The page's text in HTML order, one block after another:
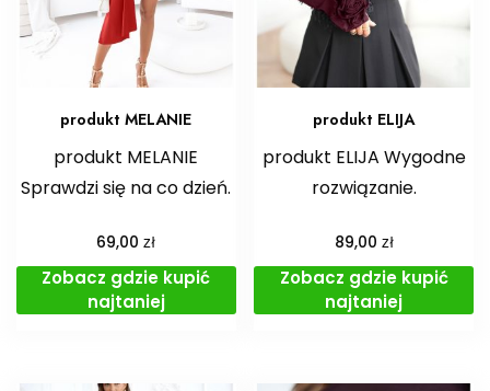
produkt MELANIE
produkt MELANIE
Sprawdzi się na co dzień.
69,00zł
Zobacz gdzie kupić
najtaniej
produkt ELIJA
produkt ELIJA Wygodne
rozwiązanie.
89,00 zł
Zobacz gdzie kupić
najtaniej